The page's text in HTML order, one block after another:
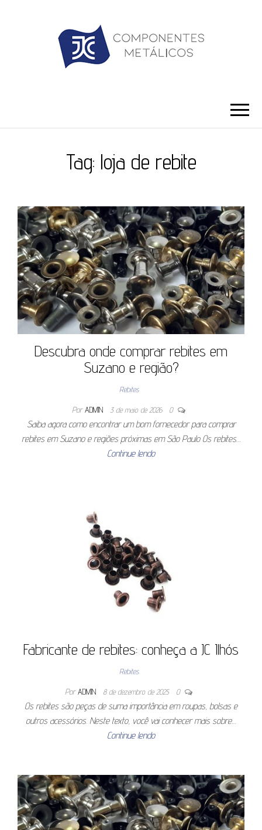
Tag: loja de rebite
Descubra onde comprar rebites em
Suzano e região?
Rebites
Por ADMIN 3 de maio de 2026 0
Saiba agora como encontrar um bom fornecedor para comprar
rebites em Suzano e regiões próximas em São Paulo Os rebites…
Continue lendo
Fabricante de rebites: conheça a JC Ilhós
Rebites
Por ADMIN 8 de dezembro de 2025 0
Os rebites são peças de suma importância em roupas, bolsas e
outros acessórios. Neste texto, você vai conhecer mais sobre…
Continue lendo